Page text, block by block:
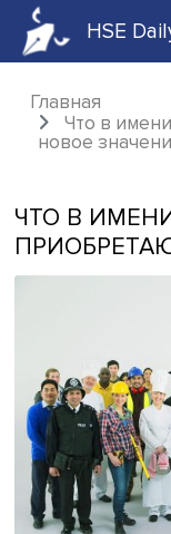
HSE
Главная
Что в
ЧТО В